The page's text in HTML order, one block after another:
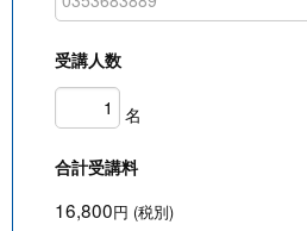
受講人数
名
合計受講料
16,800円 (税別)